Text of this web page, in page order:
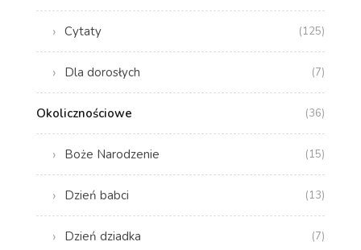
Cytaty (125)
Dla dorosłych (7)
Okolicznościowe (36)
Boże Narodzenie (15)
Dzień babci (13)
Dzień dziadka (7)